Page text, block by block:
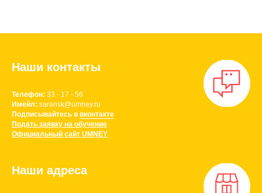
Наши контакты
Телефон: 33 - 17 - 56
Имейл: saransk@umney.ru
Подписывайтесь в вконтакте
Подать заявку на обучение
Официальный сайт UMNEY
Наши адреса